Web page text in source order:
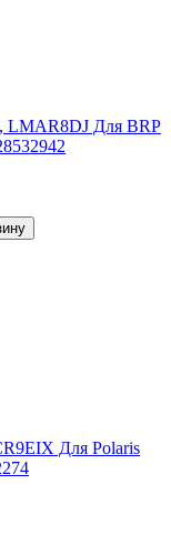
LMAR8DJ Для BRP
Для Polaris